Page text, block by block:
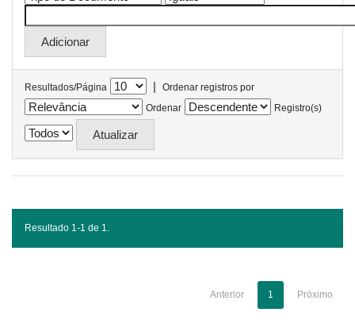
Resultados/Página |
Ordenar registros por
Ordenar
Registro(s)
Resultado 1-1 de 1.
Anterior 1 Próximo